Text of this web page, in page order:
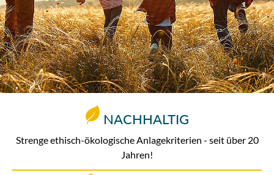
NACHHALTIG
Strenge ethisch-ökologische Anlagekriterien - seit über 20
Jahren!